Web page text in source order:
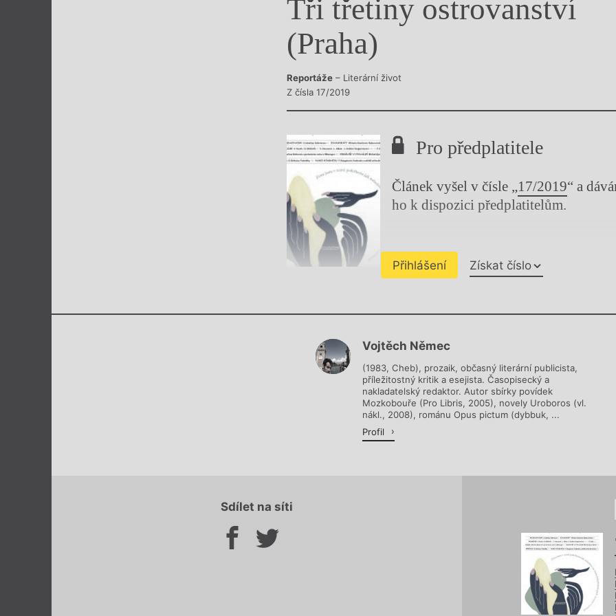
Výroční cenyTři třetiny ostrovanství
(Praha)
Reportáže – Literární život
Z čísla 17/2019
Pro předplatitele
Článek vyšel v čísle „17/2019“ a
ho k dispozici předplatitelům.
Přihlášení Získat číslo
Chviličku.
Vojtěch Němec
(1983, Cheb), prozaik, občasný literární publicista,
příležitostný kritik a esejista. Časopisecký a
nakladatelský redaktor. Autor sbírky povídek
Mozkobouře (Pro Libris, 2005), novely Uroboros (vl.
nákl., 2008), románu Opus pictum (dybbuk, ...
Profil
Sdílet na síti